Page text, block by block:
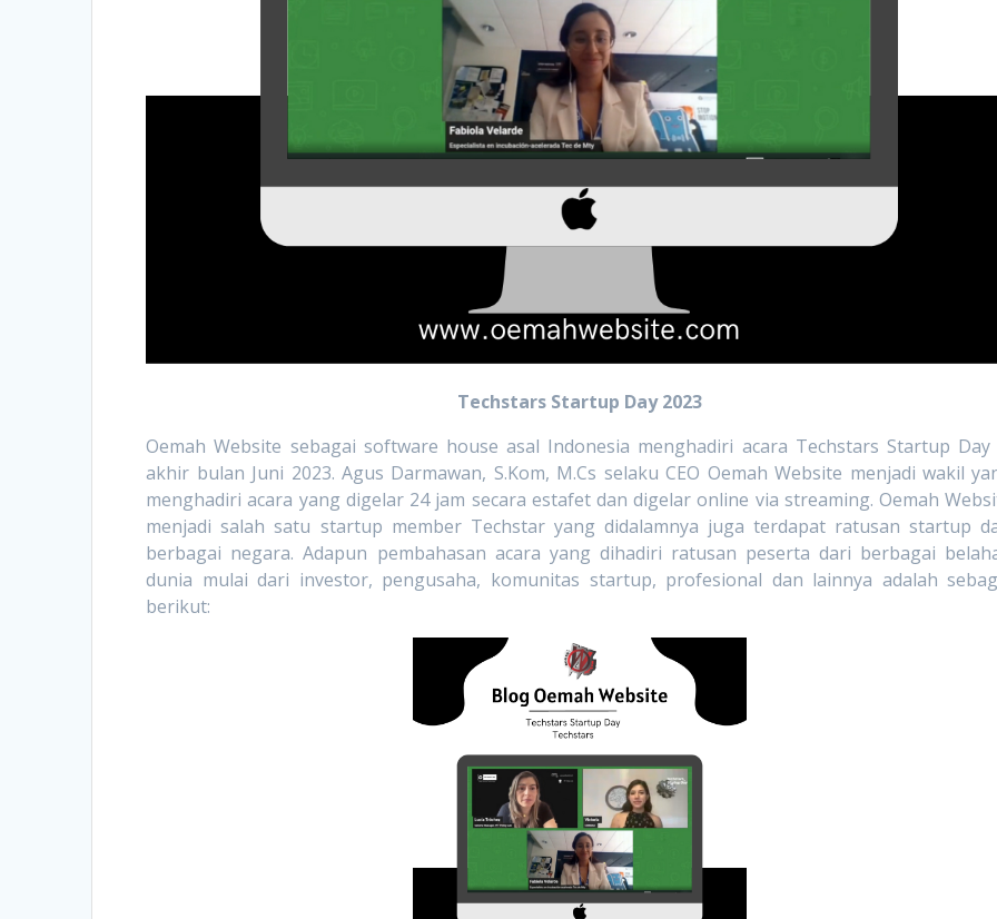
Techstars Startup Day 2023
Oemah Website sebagai software house asal Indonesia menghadiri acara Techstars Startup Day
akhir bulan Juni 2023. Agus Darmawan, S.Kom, M.Cs selaku CEO Oemah Website menjadi wakil
menghadiri acara yang digelar 24 jam secara estafet dan digelar online via streaming. Oemah
menjadi salah satu startup member Techstar yang didalamnya juga terdapat ratusan startup
berbagai negara. Adapun pembahasan acara yang dihadiri ratusan peserta dari berbagai
dunia mulai dari investor, pengusaha, komunitas startup, profesional dan lainnya adalah
berikut: